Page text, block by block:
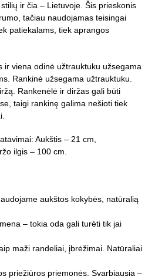
ir čia – Lietuvoje. Šis prieskonis
tačiau naudojamas teisingai
patiekalams, tiek aprangos
ir viena odinė užtrauktuku užsegama
Rankinė užsegama užtrauktuku.
Rankenėlė ir diržas gali būti
taigi rankinę galima nešioti tiek
Aukštis – 21 cm,
ilgis – 100 cm.
aukštos kokybės, natūralią
– tokia oda gali turėti tik jai
maži randeliai, įbrėžimai. Natūraliai
priežiūros priemonės. Svarbiausia –